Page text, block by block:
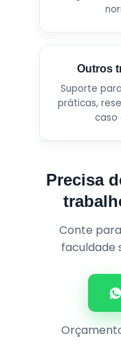
Outros
Suporte
práticas,
caso
Precisa
Conte
faculdade